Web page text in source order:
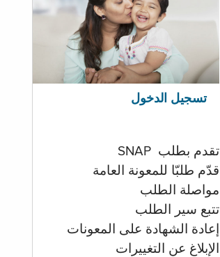
تسجيل الدخول
تقدم بطلب SNAP
قدّم طلبّا للمعونة العامة
مواصلة الطلب
تتبع سير الطلب
إعادة الشهادة على المعونات
الإبلاغ عن التغييرات